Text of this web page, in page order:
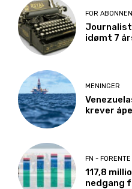
FOR
idømt 7
MENINGER
krever
FN -
117,8
nedgang